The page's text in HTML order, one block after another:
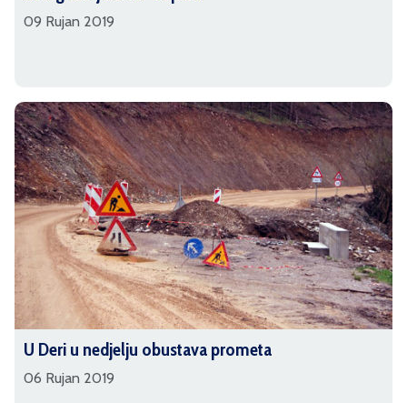
09 Rujan 2019
U Deri u nedjelju obustava prometa
06 Rujan 2019